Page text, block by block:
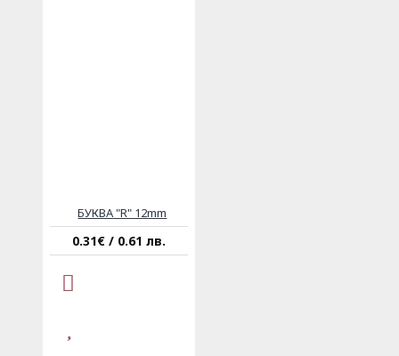
БУКВA "R" 12mm
0.31€ / 0.61 лв.